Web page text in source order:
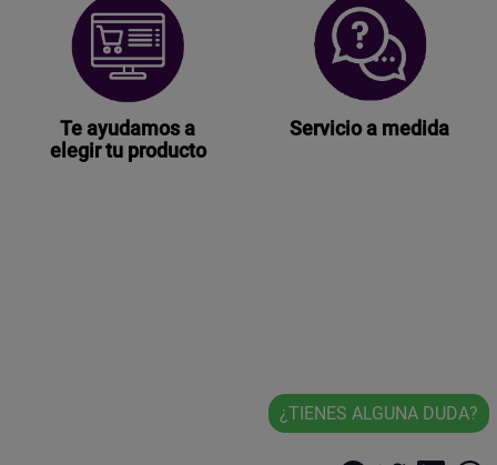
Te ayudamos a
elegir tu producto
Servicio a medida
¿TIENES ALGUNA DUDA?